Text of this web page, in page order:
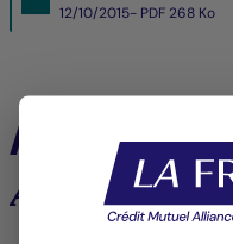
12/10/2015- PDF 268 Ko
À la une
Analyses et